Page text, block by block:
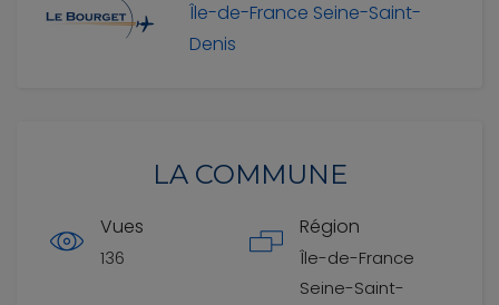
submenu (A propos)
Île-de-France Seine-Saint-
Denis
LA COMMUNE
Vues
136
Région
Île-de-France
Seine-Saint-